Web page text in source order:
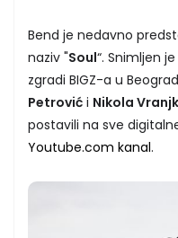
Bend je nedavno
naziv "Soul“. Snimljen
zgradi BIGZ-a u
Petrović i Nikola
postavili na sve
Youtube.com kanal.